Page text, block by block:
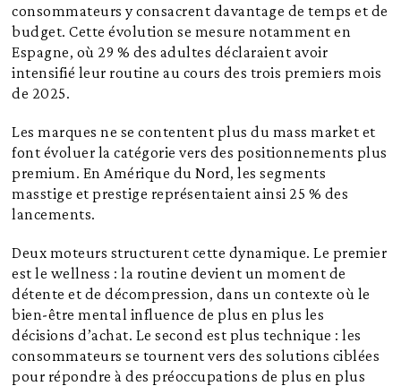
consommateurs y consacrent davantage de temps et de
budget. Cette évolution se mesure notamment en
Espagne, où 29 % des adultes déclaraient avoir
intensifié leur routine au cours des trois premiers mois
de 2025.
Les marques ne se contentent plus du mass market et
font évoluer la catégorie vers des positionnements plus
premium. En Amérique du Nord, les segments
masstige et prestige représentaient ainsi 25 % des
lancements.
Deux moteurs structurent cette dynamique. Le premier
est le wellness : la routine devient un moment de
détente et de décompression, dans un contexte où le
bien-être mental influence de plus en plus les
décisions d’achat. Le second est plus technique : les
consommateurs se tournent vers des solutions ciblées
pour répondre à des préoccupations de plus en plus